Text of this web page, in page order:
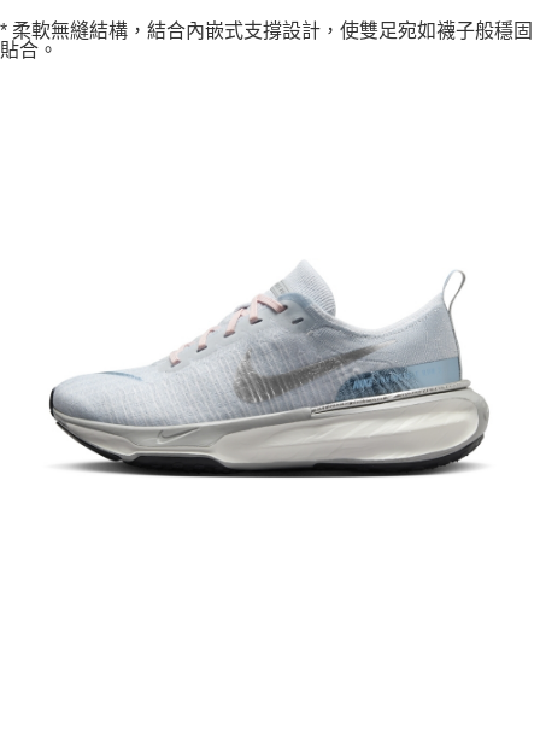
* 柔軟無縫結構，結合內嵌式支撐設計，使雙足宛如襪子般穩固
貼合。